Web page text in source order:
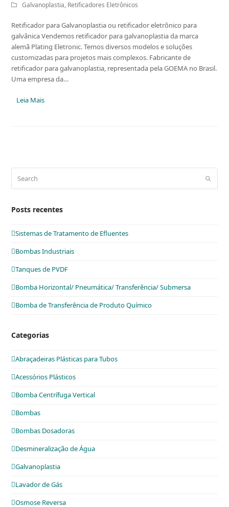
Galvanoplastia, Retificadores Eletrônicos
Retificador para Galvanoplastia ou retificador eletrônico para
galvânica Vendemos retificador para galvanoplastia da marca
alemã Plating Eletronic. Temos diversos modelos e soluções
customizadas para projetos mais complexos. Fabricante de
retificador para galvanoplastia, representada pela GOEMA no Brasil.
Uma empresa da…
Leia Mais
Submit
Posts recentes
Sistemas de Tratamento de Efluentes
Bombas Industriais
Tanques de PVDF
Bomba Horizontal/ Pneumática/ Transferência/ Submersa
Bomba de Transferência de Produto Químico
Categorias
Abraçadeiras Plásticas para Tubos
Acessórios Plásticos
Bomba Centrífuga Vertical
Bombas
Bombas Dosadoras
Desmineralização de Água
Galvanoplastia
Lavador de Gás
Osmose Reversa